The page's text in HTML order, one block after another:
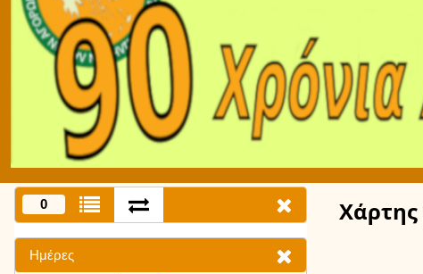
0
Ημέρες
Χάρτης